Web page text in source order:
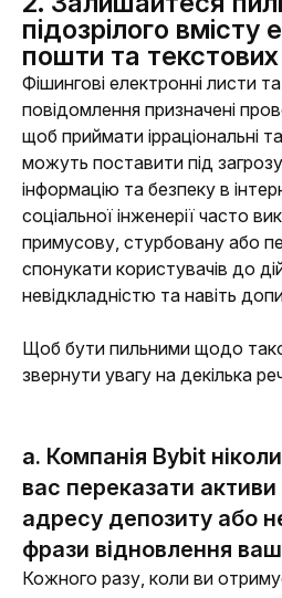
підозрілого вмісту
пошти та
Фішингові електронні листи
повідомлення призначені
щоб приймати ірраціональні
можуть поставити під
інформацію та безпеку в
соціальної інженерії часто
примусову, стурбовану або
спонукати користувачів до
невідкладністю та навіть
Щоб бути пильними щодо
звернути увагу на декілька
a. Компанія Bybit
вас переказати
адресу депозиту або
фрази відновлення
Кожного разу, коли ви